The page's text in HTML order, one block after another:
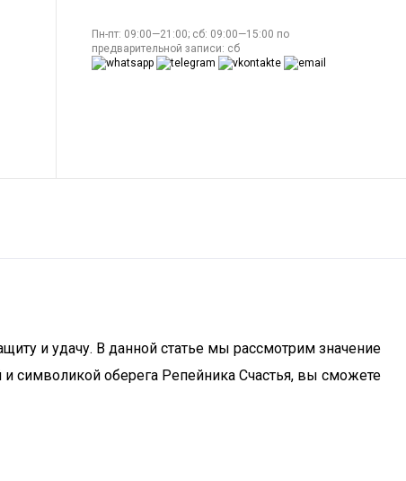
Пн-пт: 09:00—21:00; сб: 09:00—15:00 по
предварительной записи: сб
и удачу. В данной статье мы рассмотрим значение
символикой оберега Репейника Счастья, вы сможете